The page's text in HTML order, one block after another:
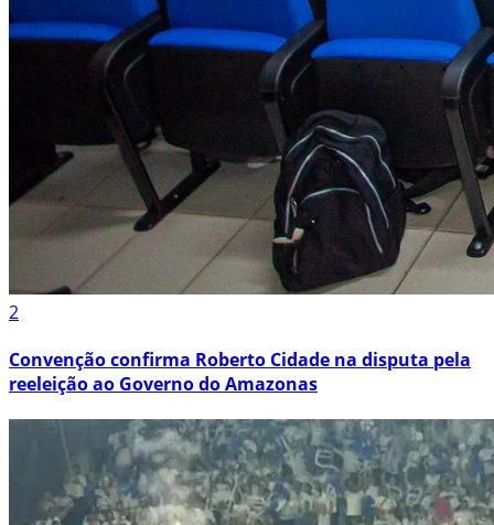
2
Convenção confirma Roberto Cidade na disputa pela
reeleição ao Governo do Amazonas